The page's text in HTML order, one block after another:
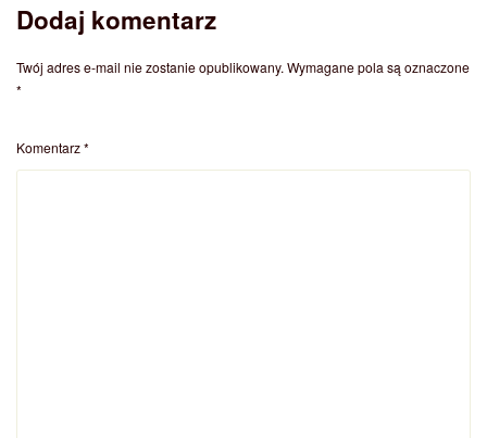
Dodaj komentarz
Twój adres e-mail nie zostanie opublikowany. Wymagane pola są oznaczone
*
Komentarz*